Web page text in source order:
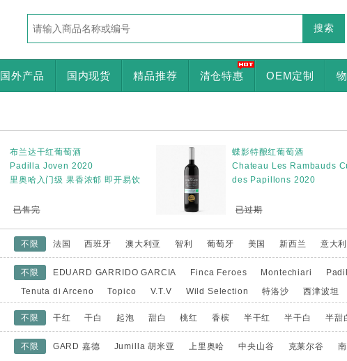
搜索
国外产品 国内现货 精品推荐 清仓特惠 OEM定制
布兰达干红葡萄酒
Padilla Joven 2020
里奥哈入门级 果香浓郁 即开易饮
已售完
蝶影特酿红葡萄酒
Chateau Les Rambauds
des Papillons 2020
已过期
不限 法国 西班牙 澳大利亚 智利 葡萄牙 美国 新西兰 意大利
不限 EDUARD GARRIDO GARCIA Finca Feroes Montechiari
Tenuta di Arceno
Topico V.T.V Wild Selection 特洛沙 西津波坦
不限 干红 干白 起泡 甜白 桃红 香槟 半干红 半干白 半甜
不限 GARD 嘉德 Jumilla 胡米亚 上里奥哈 中央山谷 克莱尔谷